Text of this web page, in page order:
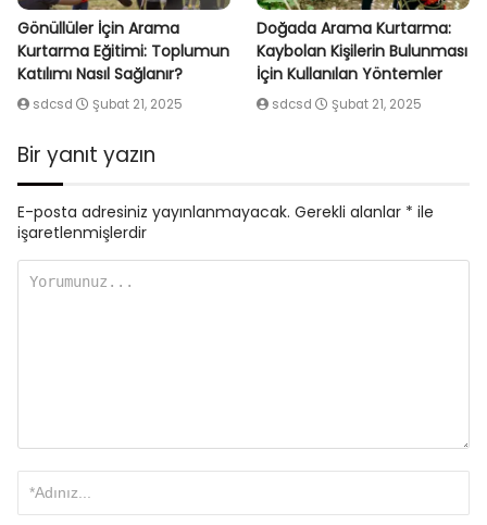
Gönüllüler İçin Arama
Kurtarma Eğitimi: Toplumun
Katılımı Nasıl Sağlanır?
sdcsd Şubat 21, 2025
Doğada Arama Kurtarma:
Kaybolan Kişilerin Bulunması
İçin Kullanılan Yöntemler
sdcsd Şubat 21, 2025
Bir yanıt yazın
E-posta adresiniz yayınlanmayacak. Gerekli alanlar * ile
işaretlenmişlerdir